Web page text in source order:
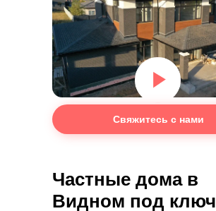
Свяжитесь с нами
Частные дома в
Видном под ключ